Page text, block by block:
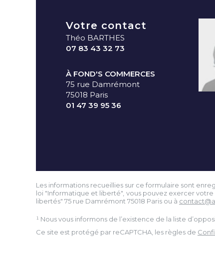
Votre contact
Théo BARTHES
07 83 43 32 73
À FOND'S COMMERCES
75 rue Damrémont
75018 Paris
01 47 39 95 36
Les informations recueillies sur ce formulaire sont
loi "Informatique et liberté", vous pouvez exercer
libertés" 75 rue Damrémont 75018 Paris ou à
¹ Nous vous informons de l’existence de la liste
Ce site est protégé par reCAPTCHA, les règles de